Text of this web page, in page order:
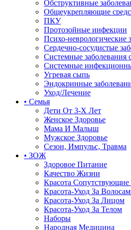
Обструктивные
Общеукрепляющие
ПКУ
Протозойные инфекции
Психо-неврологические
Сердечно-сосудистые
Системные заболевания
Системные
Угревая сыпь
Эндокринные
Уход/Лечение
• Семья
Дети От 3-Х Лет
Женское Здоровье
Мама И Малыш
Мужское Здоровье
Сезон, Импульс, Травма
• ЗОЖ
Здоровое Питание
Качество Жизни
Красота
Красота-Уход За
Красота-Уход За Лицом
Красота-Уход За Телом
Наборы
Народная Медицина